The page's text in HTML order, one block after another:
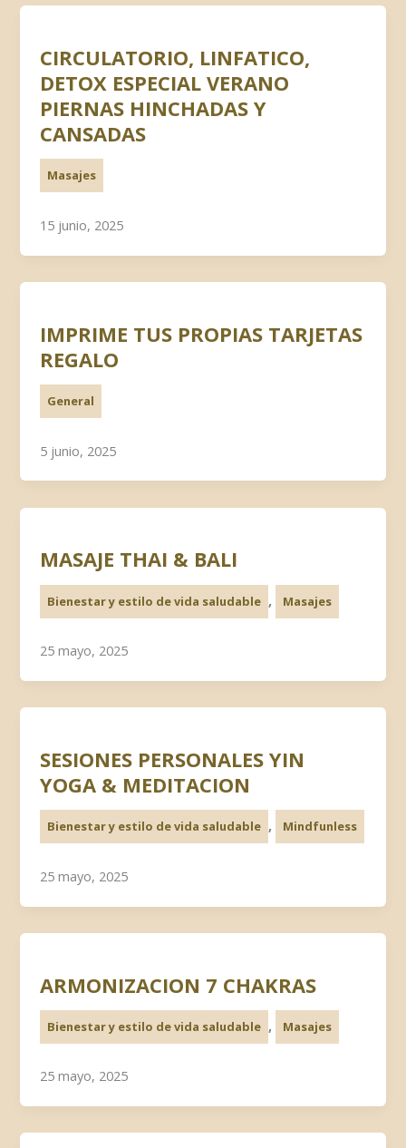
CIRCULATORIO, LINFATICO,
DETOX ESPECIAL VERANO
PIERNAS HINCHADAS Y
CANSADAS
Masajes
15 junio, 2025
IMPRIME TUS PROPIAS TARJETAS
REGALO
General
5 junio, 2025
MASAJE THAI & BALI
Bienestar y estilo de vida saludable , Masajes
25 mayo, 2025
SESIONES PERSONALES YIN
YOGA & MEDITACION
Bienestar y estilo de vida saludable , Mindfunless
25 mayo, 2025
ARMONIZACION 7 CHAKRAS
Bienestar y estilo de vida saludable , Masajes
25 mayo, 2025